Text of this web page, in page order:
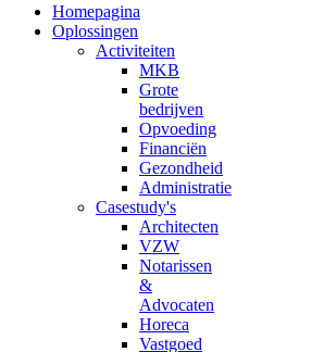
Homepagina
Oplossingen
Activiteiten
MKB
Grote
bedrijven
Opvoeding
Financiën
Gezondheid
Administratie
Casestudy's
Architecten
VZW
Notarissen
&
Advocaten
Horeca
Vastgoed